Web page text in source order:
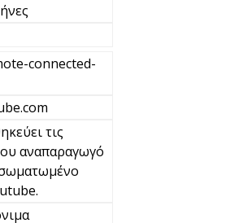
connected-
τις
αναπαραγωγό